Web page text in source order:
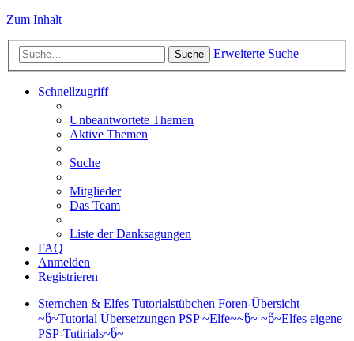
Zum Inhalt
Suche Erweiterte Suche
Schnellzugriff
Unbeantwortete Themen
Aktive Themen
Suche
Mitglieder
Das Team
Liste der Danksagungen
FAQ
Anmelden
Registrieren
Sternchen & Elfes Tutorialstübchen Foren-Übersicht
~წ~Tutorial Übersetzungen PSP ~Elfe~~წ~ ~წ~Elfes eigene
PSP-Tutirials~წ~